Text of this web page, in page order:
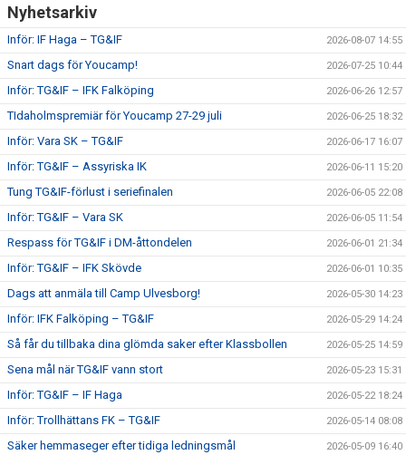
Nyhetsarkiv
Inför: IF Haga – TG&IF 2026-08-07 14:55
Snart dags för Youcamp! 2026-07-25 10:44
Inför: TG&IF – IFK Falköping 2026-06-26 12:57
TIdaholmspremiär för Youcamp 27-29 juli 2026-06-25 18:32
Inför: Vara SK – TG&IF 2026-06-17 16:07
Inför: TG&IF – Assyriska IK 2026-06-11 15:20
Tung TG&IF-förlust i seriefinalen 2026-06-05 22:08
Inför: TG&IF – Vara SK 2026-06-05 11:54
Respass för TG&IF i DM-åttondelen 2026-06-01 21:34
Inför: TG&IF – IFK Skövde 2026-06-01 10:35
Dags att anmäla till Camp Ulvesborg! 2026-05-30 14:23
Inför: IFK Falköping – TG&IF 2026-05-29 14:24
Så får du tillbaka dina glömda saker efter Klassbollen 2026-05-25 14:59
Sena mål när TG&IF vann stort 2026-05-23 15:31
Inför: TG&IF – IF Haga 2026-05-22 18:24
Inför: Trollhättans FK – TG&IF 2026-05-14 08:08
Säker hemmaseger efter tidiga ledningsmål 2026-05-09 16:40